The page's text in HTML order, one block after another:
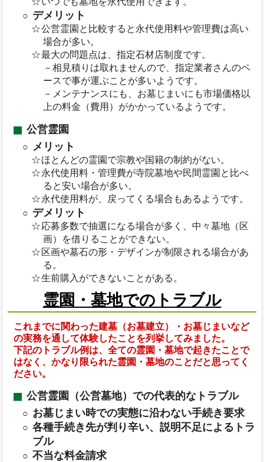
デメリット
公営霊園と比較すると永代使用料や管理費は高い
場合が多い。
最大の問題点は、指定石材店制度です。
－相見積りは取れませんので、指定業者さんのペ
ースで事が運ぶことが多いようです。
－メンテナンスにも、お墓じまいにも市場価格以
上の料金（費用）がかかっているようです。
公営霊園
メリット
ほとんどの霊園で宗教や国籍の制約がない。
永代使用料・管理費が寺院墓地や民間霊園と比べ
ると安い場合が多い。
永代使用料が、戻ってくる場合もあるようです。
デメリット
応募多数で抽選になる場合が多く、中々墓地（区
画）を借りることができない。
区画や墓石の形・デザインが制限される場合があ
る。
生前購入ができないことがある。
霊園・墓地でのトラブル
これまでに関わった建墓（お墓建立）・お墓じまいなど
の実務を通して体験したことを列挙してみました。
下記のトラブル例は、全ての霊園・墓地で起きたことで
はなく、かなり限られた霊園・墓地のことだと思ってく
ださい。
公営霊園（公営墓地）での代表的なトラブル
お墓じまい時での実態に沿わない手続き要求
各種手続き先が判り辛い、説明不足によるトラ
ブル
不当な料金請求